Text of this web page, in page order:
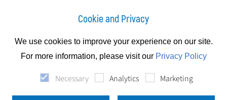
Cookie and Privacy
We use cookies to improve your experience on our site.
For more information, please visit our Privacy Policy
Necessary Analytics Marketing